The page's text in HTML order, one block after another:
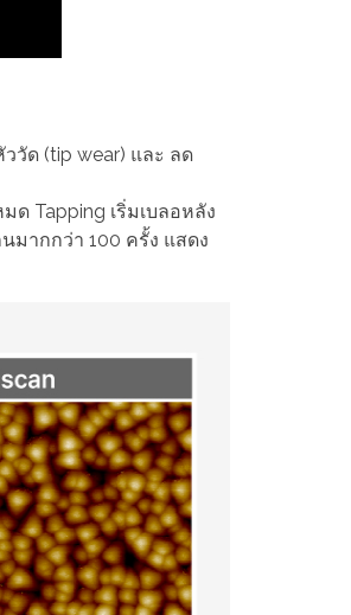
ด (tip wear) และ ลด
Tapping เริ่มเบลอหลัง
มากกว่า 100 ครั้ง แสดง